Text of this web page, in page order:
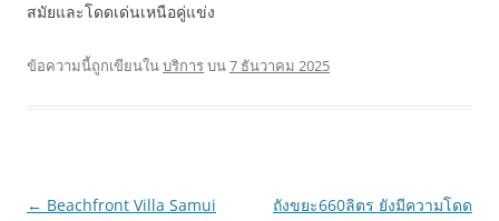
สมัยและโดดเด่นเหนือคู่แข่ง
ข้อความนี้ถูกเขียนในบริการบน7 ธันวาคม 2025
เมนู
← Beachfront Villa Samui
ถังขยะ660ลิตร ยังมีความโดด